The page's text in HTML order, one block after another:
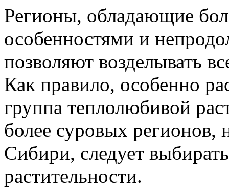
Регионы, обладающие
особенностями и
позволяют возделывать
Как правило, особенно
группа теплолюбивой
более суровых регионов,
Сибири, следует
растительности.